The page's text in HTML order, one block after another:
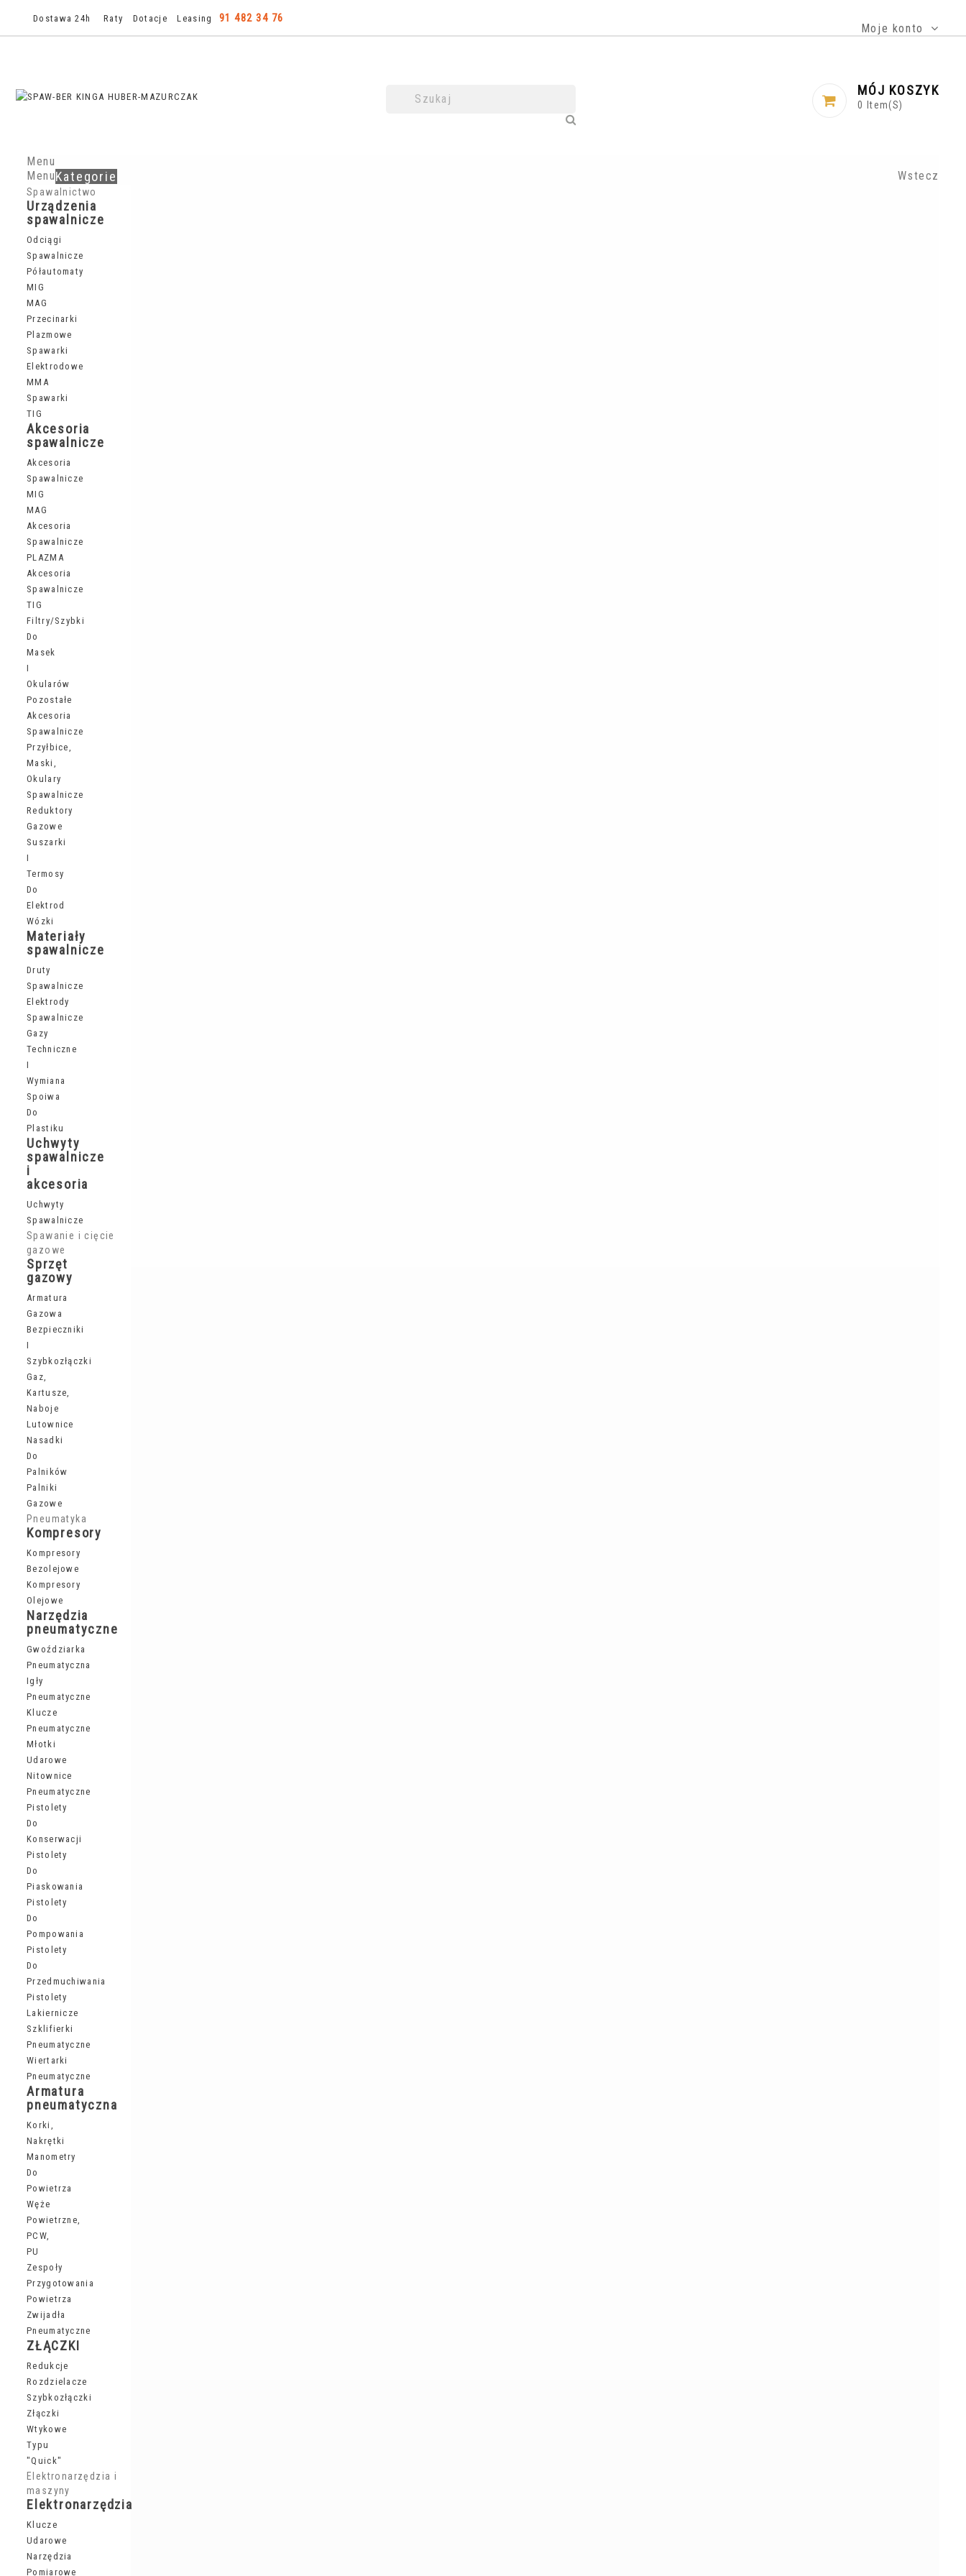
Dostawa 24h Raty Dotacje Leasing 91 482 34 76
Moje konto
MÓJ KOSZYK
0 Item(s)
Menu
Menu
Wstecz
Kategorie
Spawalnictwo
Urządzenia
spawalnicze
Odciągi
Spawalnicze
Półautomaty
MIG
MAG
Przecinarki
Plazmowe
Spawarki
Elektrodowe
MMA
Spawarki
TIG
Akcesoria
spawalnicze
Akcesoria
Spawalnicze
MIG
MAG
Akcesoria
Spawalnicze
PLAZMA
Akcesoria
Spawalnicze
TIG
Filtry/szybki
Do
Masek
I
Okularów
Pozostałe
Akcesoria
Spawalnicze
Przyłbice,
Maski,
Okulary
Spawalnicze
Reduktory
Gazowe
Suszarki
I
Termosy
Do
Elektrod
Wózki
Materiały
spawalnicze
Druty
Spawalnicze
Elektrody
Spawalnicze
Gazy
Techniczne
I
Wymiana
Spoiwa
Do
Plastiku
Uchwyty
spawalnicze
i
akcesoria
Uchwyty
Spawalnicze
Spawanie i cięcie
gazowe
Sprzęt
gazowy
Armatura
Gazowa
Bezpieczniki
I
Szybkozłączki
Gaz,
Kartusze,
Naboje
Lutownice
Nasadki
Do
Palników
Palniki
Gazowe
Pneumatyka
Kompresory
Kompresory
Bezolejowe
Kompresory
Olejowe
Narzędzia
pneumatyczne
Gwoździarka
Pneumatyczna
Igły
Pneumatyczne
Klucze
Pneumatyczne
Młotki
Udarowe
Nitownice
Pneumatyczne
Pistolety
Do
Konserwacji
Pistolety
Do
Piaskowania
Pistolety
Do
Pompowania
Pistolety
Do
Przedmuchiwania
Pistolety
Lakiernicze
Szklifierki
Pneumatyczne
Wiertarki
Pneumatyczne
Armatura
pneumatyczna
Korki,
Nakrętki
Manometry
Do
Powietrza
Węże
Powietrzne,
PCW,
PU
Zespoły
Przygotowania
Powietrza
Zwijadła
Pneumatyczne
ZŁĄCZKI
Redukcje
Rozdzielacze
Szybkozłączki
Złączki
Wtykowe
Typu
"Quick"
Elektronarzędzia i
maszyny
Elektronarzędzia
Klucze
Udarowe
Narzędzia
Pomiarowe